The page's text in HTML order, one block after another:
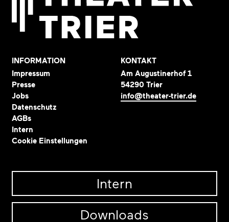
INFORMATION
Impressum
Presse
Jobs
Datenschutz
AGBs
Intern
Cookie Einstellungen
KONTAKT
Am Augustinerhof 1
54290 Trier
info@theater-trier.de
Intern
Downloads